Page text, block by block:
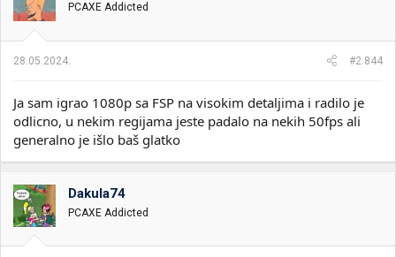
a
n
j
:
PCAXE Addicted
28.05.2024. #2.844
Ja sam igrao 1080p sa FSP na visokim detaljima i radilo je
odlicno, u nekim regijama jeste padalo na nekih 50fps ali
generalno je išlo baš glatko
Dakula74
PCAXE Addicted